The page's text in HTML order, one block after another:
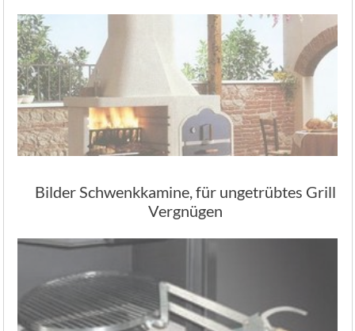
Bilder Schwenkkamine, für ungetrübtes Grill
Vergnügen